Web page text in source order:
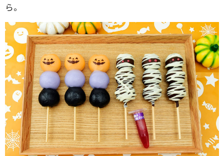
ら。